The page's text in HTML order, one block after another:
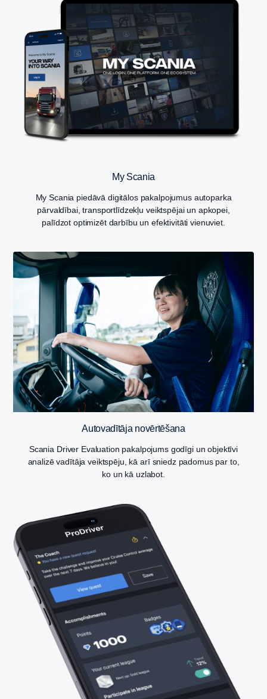
My Scania
My Scania piedāvā digitālos pakalpojumus autoparka
pārvaldībai, transportlīdzekļu veiktspējai un apkopei,
palīdzot optimizēt darbību un efektivitāti vienuviet.
Autovadītāja novērtēšana
Scania Driver Evaluation pakalpojums godīgi un objektīvi
analizē vadītāja veiktspēju, kā arī sniedz padomus par to,
ko un kā uzlabot.